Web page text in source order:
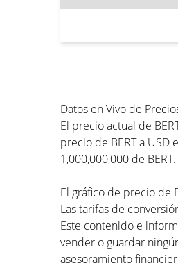
Datos en Vivo de
El precio actual de
precio de BERT a
1,000,000,000 de BERT.
El gráfico de precio de
Las tarifas de
Este contenido e
vender o guardar
asesoramiento